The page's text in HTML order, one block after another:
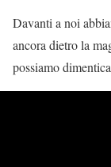
Davanti a noi
ancora dietro la
possiamo